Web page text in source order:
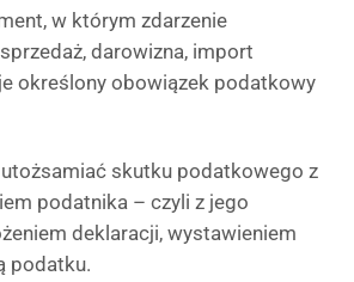
w którym zdarzenie
darowizna, import
określony obowiązek podatkowy
skutku podatkowego z
podatnika – czyli z jego
deklaracji, wystawieniem
podatku.